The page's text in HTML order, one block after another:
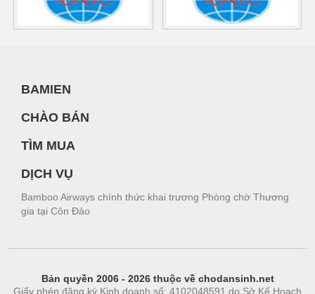
BAMIEN
CHÀO BÁN
TÌM MUA
DỊCH VỤ
Bamboo Airways chính thức khai trương Phòng chờ Thương
gia tại Côn Đảo
Bản quyền 2006 - 2026 thuộc về chodansinh.net
Giấy phép đăng ký Kinh doanh số: 4102048591 do Sở Kế Hoạch